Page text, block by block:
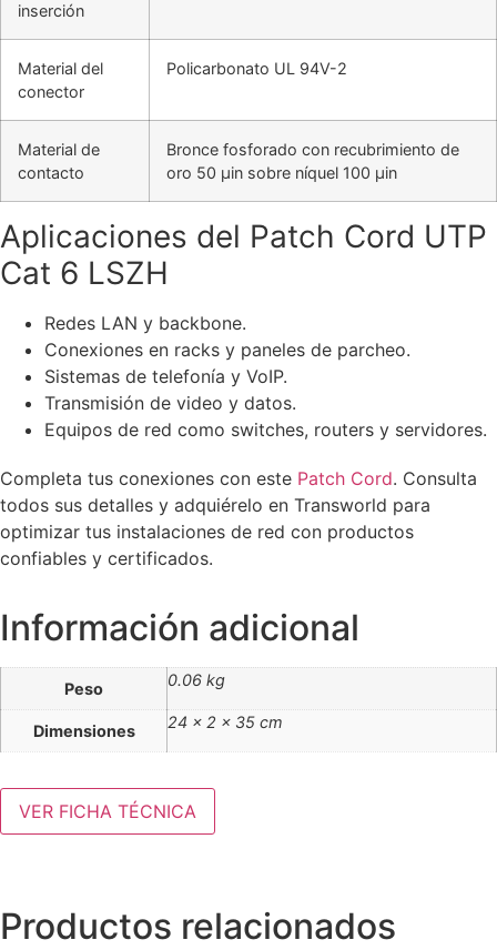
inserción
Material del
conector
Policarbonato UL 94V-2
Material de
contacto
Bronce fosforado con recubrimiento de
oro 50 µin sobre níquel 100 µin
Aplicaciones del Patch Cord UTP
Cat 6 LSZH
Redes LAN y backbone.
Conexiones en racks y paneles de parcheo.
Sistemas de telefonía y VoIP.
Transmisión de video y datos.
Equipos de red como switches, routers y servidores.
Completa tus conexiones con este Patch Cord. Consulta
todos sus detalles y adquiérelo en Transworld para
optimizar tus instalaciones de red con productos
confiables y certificados.
Información adicional
Peso 0.06 kg
Dimensiones 24 × 2 × 35 cm
VER FICHA TÉCNICA
Productos relacionados